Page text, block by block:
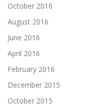
October 2016
August 2016
June 2016
April 2016
February 2016
December 2015
October 2015